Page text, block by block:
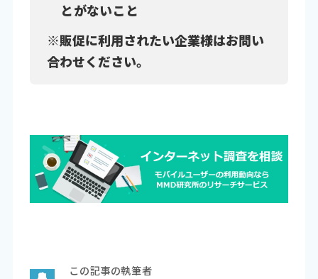
とがないこと
※販促に利用されたい企業様はお問い
合わせください。
この記事の執筆者